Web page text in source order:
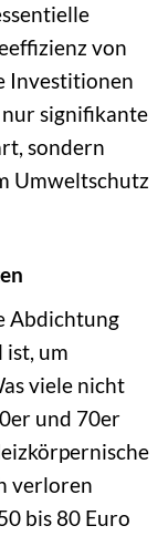
von
Investitionen
signifikante
sondern
Umweltschutz
Abdichtung
ist, um
viele nicht
und 70er
verloren
bis 80 Euro